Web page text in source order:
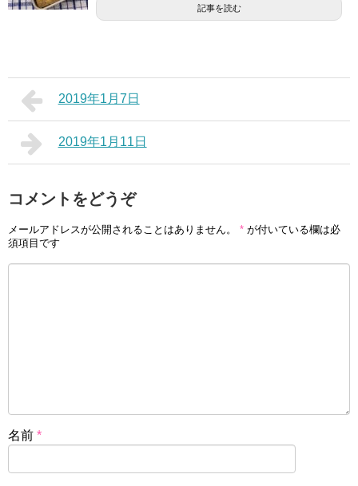
記事を読む
2019年1月7日
2019年1月11日
コメントをどうぞ
メールアドレスが公開されることはありません。 * が付いている欄は必
須項目です
名前 *